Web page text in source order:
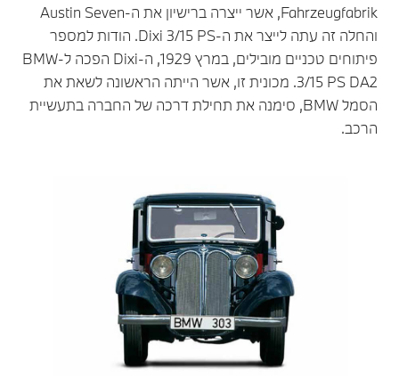
Fahrzeugfabrik, אשר ייצרה ברישיון את ה-Austin Seven
והחלה זה עתה לייצר את ה-Dixi 3/15 PS. הודות למספר
פיתוחים טכניים מובילים, במרץ 1929, ה-Dixi הפכה ל-BMW
3/15 PS DA2. מכונית זו, אשר הייתה הראשונה לשאת את
הסמל BMW, סימנה את תחילת דרכה של החברה בתעשיית
הרכב.